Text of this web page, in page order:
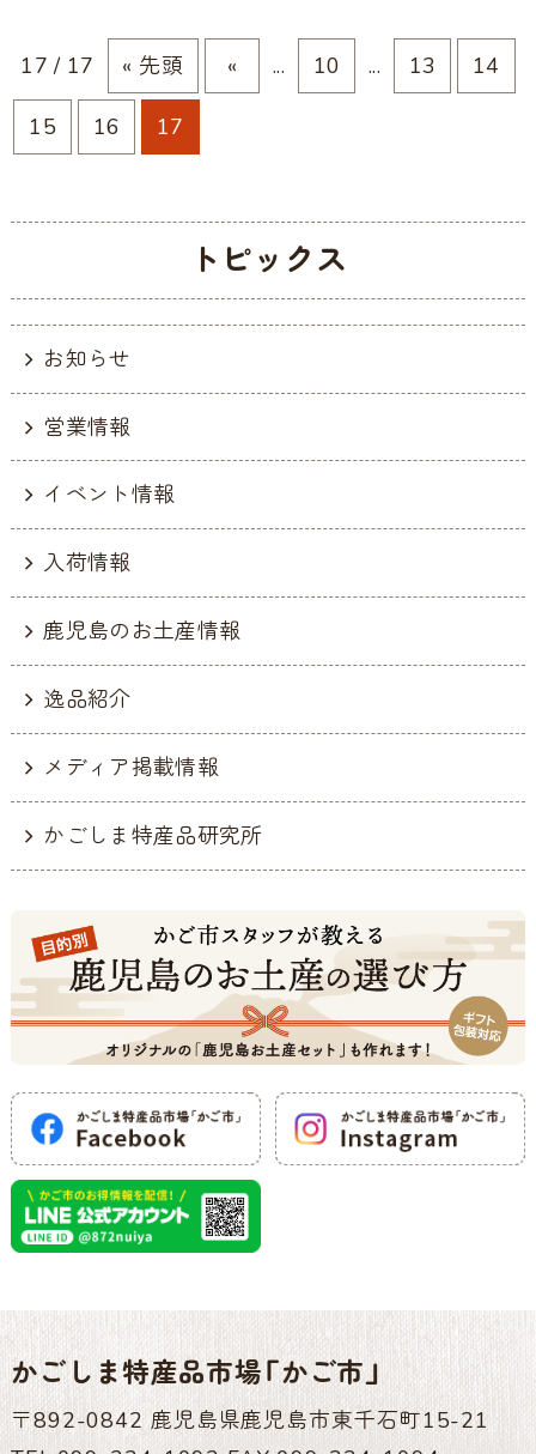
17 / 17 « 先頭 « ... 10 ... 13 14
15 16 17
トピックス
お知らせ
営業情報
イベント情報
入荷情報
鹿児島のお土産情報
逸品紹介
メディア掲載情報
かごしま特産品研究所
かごしま特産品市場「かご市」
〒892-0842 鹿児島県鹿児島市東千石町15-21